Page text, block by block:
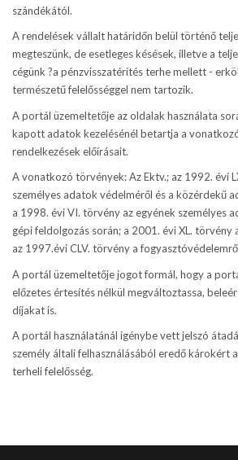
szándékától.
A rendelések vállalt határidőn belül történő
megteszünk, de esetleges késések, illetve a
cégünk ?a pénzvisszatérítés terhe mellett -
természetű felelősséggel nem tartozik.
A portál üzemeltetője az oldalak használata
kapott adatok kezelésénél betartja a
rendelkezések előírásait.
A vonatkozó törvények: Az Ektv.; az 1992. évi
személyes adatok védelméről és a közérdekű
a 1998. évi VI. törvény az egyének személyes
gépi feldolgozás során; a 2001. évi XL. törvény
az 1997.évi CLV. törvény a
A portál üzemeltetője jogot formál, hogy a
előzetes értesítés nélkül megváltoztassa,
díjakat is.
A portál használatánál igénybe vett jelszó
személy általi felhasználásából eredő károkért
terheli felelősség.